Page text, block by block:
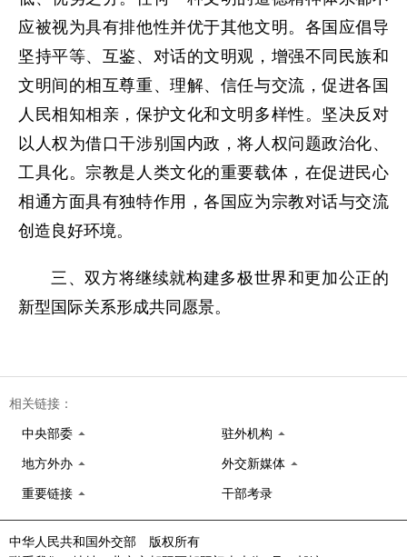
应被视为具有排他性并优于其他文明。各国应倡导
坚持平等、互鉴、对话的文明观，增强不同民族和
文明间的相互尊重、理解、信任与交流，促进各国
人民相知相亲，保护文化和文明多样性。坚决反对
以人权为借口干涉别国内政，将人权问题政治化、
工具化。宗教是人类文化的重要载体，在促进民心
相通方面具有独特作用，各国应为宗教对话与交流
创造良好环境。
三、双方将继续就构建多极世界和更加公正的
新型国际关系形成共同愿景。
相关链接：
中央部委 驻外机构
地方外办 外交新媒体
重要链接 干部考录
中华人民共和国外交部 版权所有